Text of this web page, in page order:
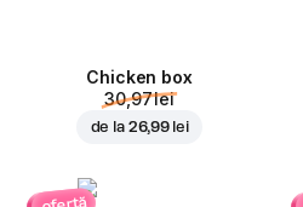
Chicken box
30,97 lei
de la 26,99 lei